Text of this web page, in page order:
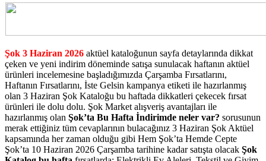
Şok 3 Haziran 2026 aktüel kataloğunun sayfa detaylarında dikkat
çeken ve yeni indirim döneminde satışa sunulacak haftanın aktüel
ürünleri incelemesine başladığımızda Çarşamba Fırsatlarını,
Haftanın Fırsatlarını, İste Gelsin kampanya etiketi ile hazırlanmış
olan 3 Haziran Şok Kataloğu bu haftada dikkatleri çekecek fırsat
ürünleri ile dolu dolu. Şok Market alışveriş avantajları ile
hazırlanmış olan Şok’ta Bu Hafta İndirimde neler var? sorusunun
merak ettiğiniz tüm cevaplarının bulacağınız 3 Haziran Şok Aktüel
kapsamında her zaman olduğu gibi Hem Şok’ta Hemde Cepte
Şok’ta 10 Haziran 2026 Çarşamba tarihine kadar satışta olacak Şok